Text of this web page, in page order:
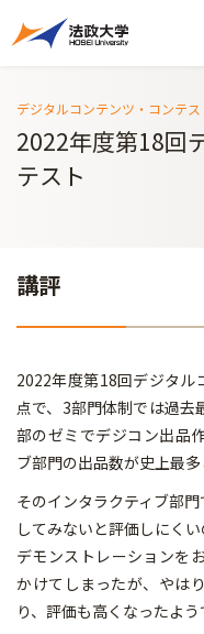
デジタルコンテンツ・コンテス
2022年度第18回
テスト
講評
2022年度第18回デジタル
点で、3部門体制では過去
部のゼミでデジコン出品
ブ部門の出品数が史上最多
そのインタラクティブ部
してみないと評価しにく
デモンストレーションを
かけてしまったが、やは
り、評価も高くなったよう